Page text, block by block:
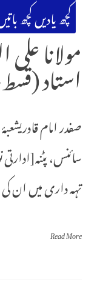
کچھ یادیں کچھ
مولانا
استاد (قسط-
صفدر امام
سائنس،
تہہ داری میں ان
Read More